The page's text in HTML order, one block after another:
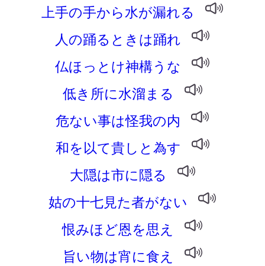
上手の手から水が漏れる
人の踊るときは踊れ
仏ほっとけ神構うな
低き所に水溜まる
危ない事は怪我の内
和を以て貴しと為す
大隠は市に隠る
姑の十七見た者がない
恨みほど恩を思え
旨い物は宵に食え